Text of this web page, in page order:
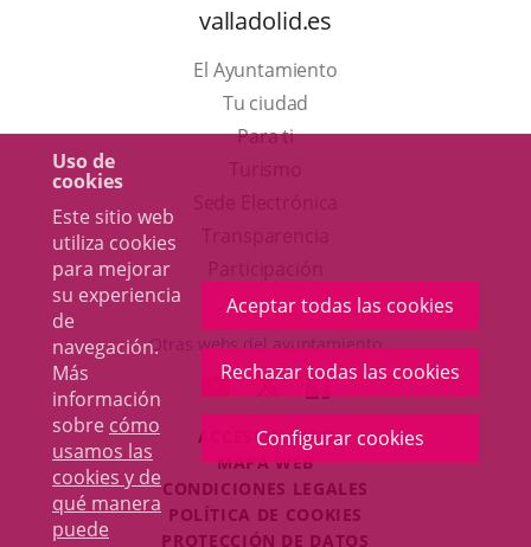
Uso de
cookies
Este sitio web
utiliza cookies
para mejorar
su experiencia
de
navegación.
Más
información
sobre cómo
usamos las
cookies y de
qué manera
puede
Aceptar todas las cookies
Rechazar todas las cookies
Configurar cookies
valladolid.es
El Ayuntamiento
Tu ciudad
Para ti
en
una
ventana
nueva.
aplicación
externa.
Otras webs del ayuntamiento
ENLACE
A
UNA
APLICACIÓN
EXTERNA.
ENLACE
A
UNA
APLICACIÓN
EXTERNA.
ENLACE
A
UNA
EXTERNA.
ACCESIBILIDAD
MAPA WEB
CONDICIONES LEGALES
POLÍTICA DE COOKIES
PROTECCIÓN DE DATOS